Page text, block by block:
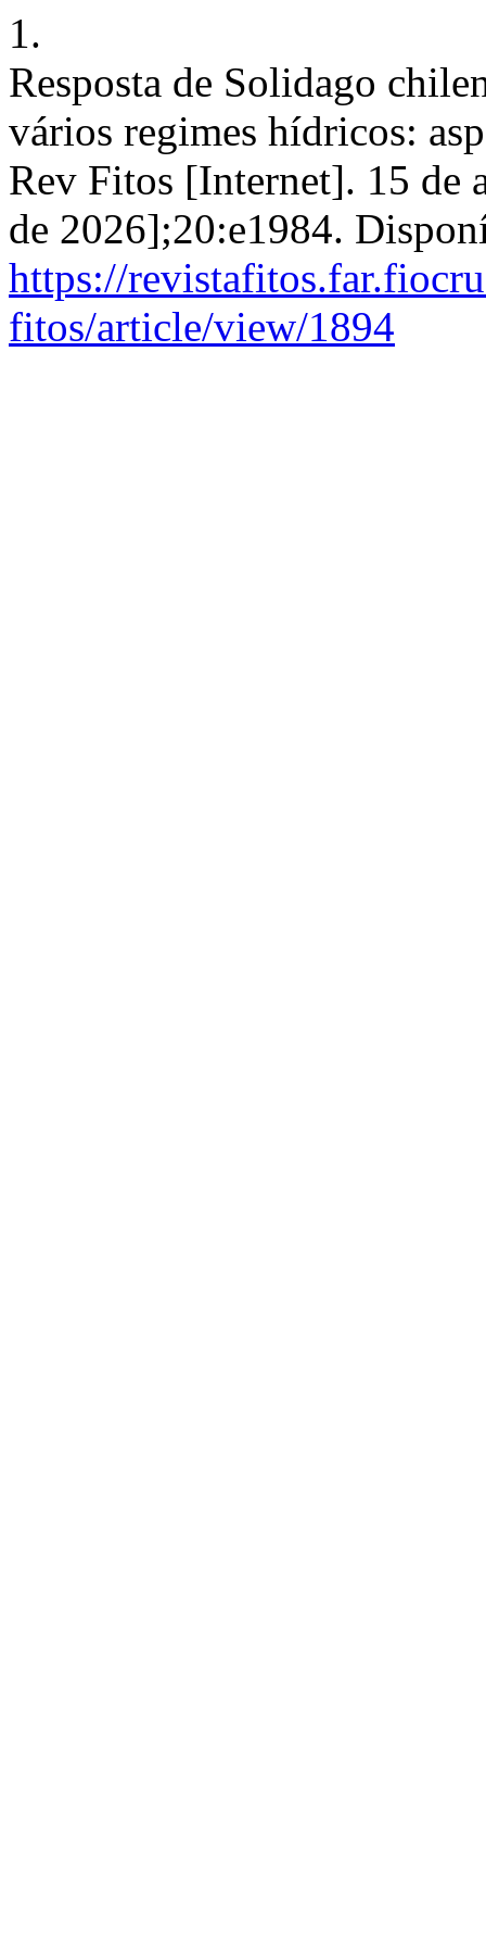
1.
Resposta de Solidago
vários regimes hídricos:
Rev Fitos [Internet]. 15 de
de 2026];20:e1984.
https://
fitos/article/view/1894